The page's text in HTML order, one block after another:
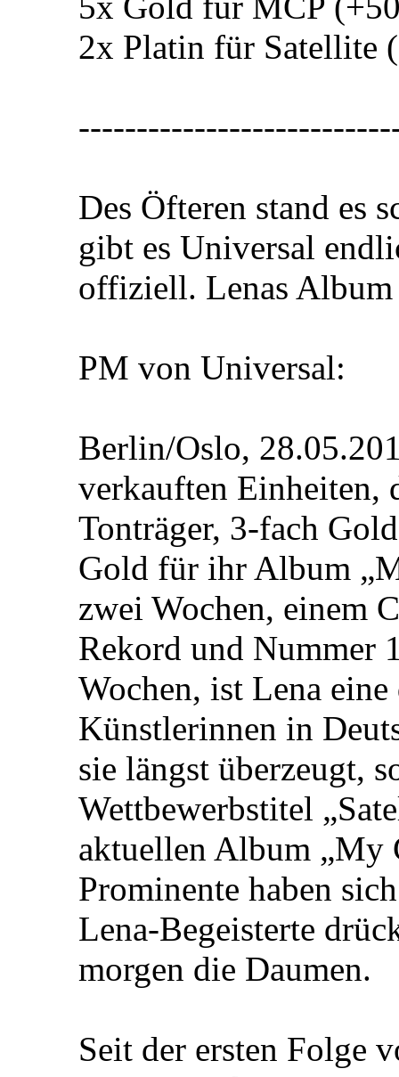
2x Platin für Satellite
Des Öfteren stand es
gibt es Universal
offiziell. Lenas Album
PM von Universal:
Berlin/Oslo,
verkauften Einheiten,
Tonträger, 3-fach
Gold für ihr Album
zwei Wochen, einem
Rekord und Nummer
Wochen, ist Lena
Künstlerinnen in
sie längst überzeugt,
Wettbewerbstitel
aktuellen Album „My
Prominente haben
Lena-Begeisterte
morgen die Daumen.
Seit der ersten Folge